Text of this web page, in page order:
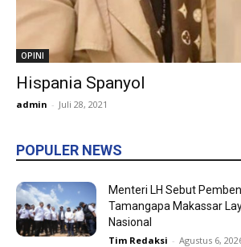
OPINI
Hispania Spanyol
admin - Juli 28, 2021
POPULER NEWS
Menteri LH Sebut
Tamangapa Makassar
Nasional
Tim Redaksi - Agustus 6,